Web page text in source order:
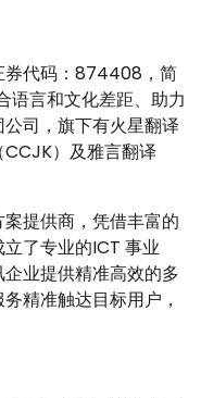
券代码：874408，简
语言和文化差距、助力
司，旗下有火星翻译
）及雅言翻译
提供商，凭借丰富的
了专业的ICT 事业
业提供精准高效的多
精准触达目标用户，